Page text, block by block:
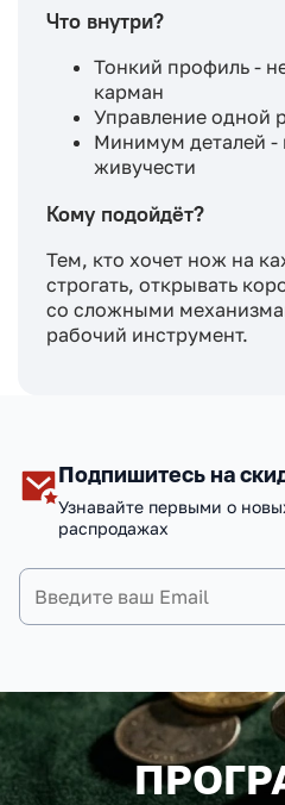
Что внутри?
Тонкий профиль -
карман
Управление одной
Минимум деталей -
живучести
Кому подойдёт?
Тем, кто хочет нож на
строгать, открывать
со сложными
рабочий инструмент.
Подпишитесь на
Узнавайте первыми о
распродажах